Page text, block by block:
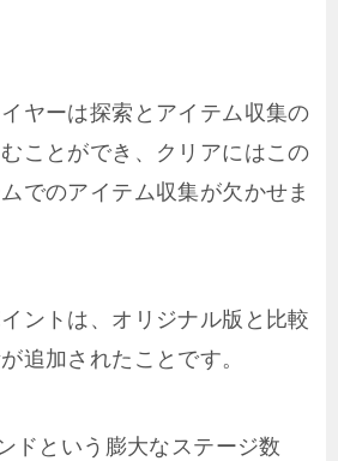
ヤーは探索とアイテム収集の
ことができ、クリアにはこの
でのアイテム収集が欠かせま
ントは、オリジナル版と比較
追加されたことです。
ドという膨大なステージ数